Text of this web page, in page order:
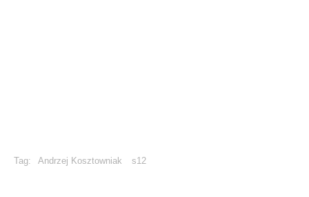
Tag: Andrzej Kosztowniak s12